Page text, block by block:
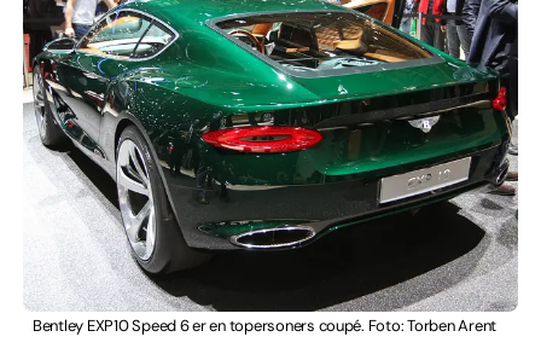
Bentley EXP10 Speed 6 er en topersoners coupé. Foto: Torben Arent